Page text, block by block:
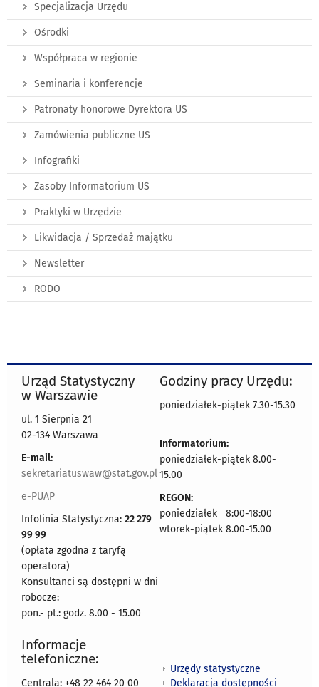
Specjalizacja Urzędu
Ośrodki
Współpraca w regionie
Seminaria i konferencje
Patronaty honorowe Dyrektora US
Zamówienia publiczne US
Infografiki
Zasoby Informatorium US
Praktyki w Urzędzie
Likwidacja / Sprzedaż majątku
Newsletter
RODO
Urząd Statystyczny
w Warszawie
ul. 1 Sierpnia 21
02-134 Warszawa
E-mail:
sekretariatuswaw@stat.gov.pl
e-PUAP
Infolinia Statystyczna: 22 279
99 99
(opłata zgodna z taryfą
operatora)
Konsultanci są dostępni w dni
robocze:
pon.- pt.: godz. 8.00 - 15.00
Godziny pracy Urzędu:
poniedziałek-piątek 7.30-15.30
Informatorium:
poniedziałek-piątek 8.00-
15.00
REGON:
poniedziałek 8:00-18:00
wtorek-piątek 8.00-15.00
Informacje
telefoniczne:
Centrala: +48 22 464 20 00
Urzędy statystyczne
Deklaracja dostępności